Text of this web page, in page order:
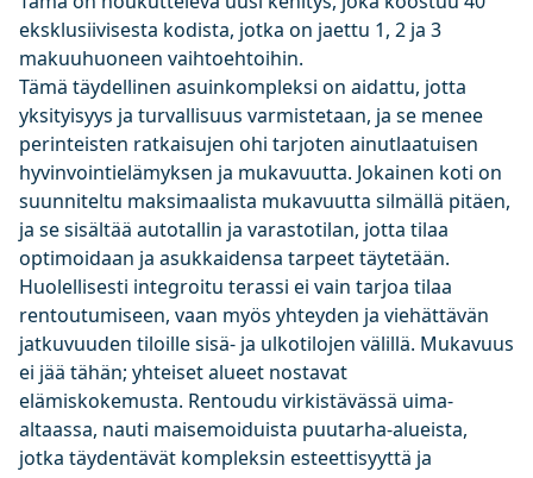
eksklusiivisesta kodista, jotka on jaettu 1, 2 ja 3
makuuhuoneen vaihtoehtoihin.
Tämä täydellinen asuinkompleksi on aidattu, jotta
yksityisyys ja turvallisuus varmistetaan, ja se menee
perinteisten ratkaisujen ohi tarjoten ainutlaatuisen
hyvinvointielämyksen ja mukavuutta. Jokainen koti on
suunniteltu maksimaalista mukavuutta silmällä pitäen,
ja se sisältää autotallin ja varastotilan, jotta tilaa
optimoidaan ja asukkaidensa tarpeet täytetään.
Huolellisesti integroitu terassi ei vain tarjoa tilaa
rentoutumiseen, vaan myös yhteyden ja viehättävän
jatkuvuuden tiloille sisä- ja ulkotilojen välillä. Mukavuus
ei jää tähän; yhteiset alueet nostavat
elämiskokemusta. Rentoudu virkistävässä uima-
altaassa, nauti maisemoiduista puutarha-alueista,
jotka täydentävät kompleksin esteettisyyttä ja